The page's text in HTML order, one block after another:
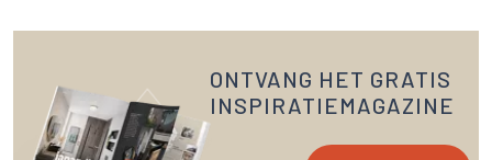
ONTVANG HET GRATIS
INSPIRATIEMAGAZINE